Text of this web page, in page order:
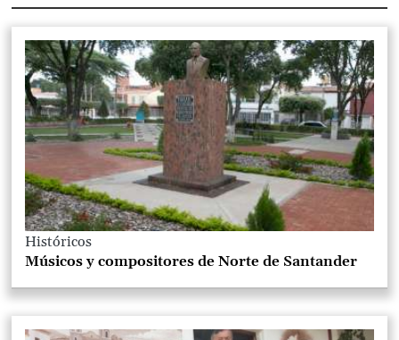
Históricos
Músicos y compositores de Norte de Santander